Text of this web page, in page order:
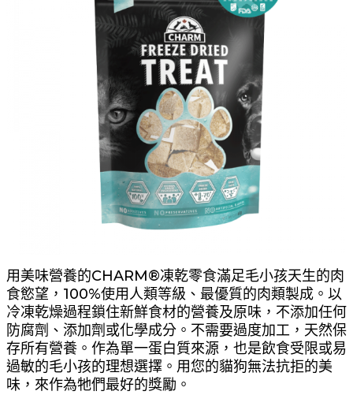
用美味營養的CHARM®凍乾零食滿足毛小孩天生的肉
食慾望，100%使用人類等級、最優質的肉類製成。以
冷凍乾燥過程鎖住新鮮食材的營養及原味，不添加任何
防腐劑、添加劑或化學成分。不需要過度加工，天然保
存所有營養。作為單一蛋白質來源，也是飲食受限或易
過敏的毛小孩的理想選擇。用您的貓狗無法抗拒的美
味，來作為牠們最好的獎勵。